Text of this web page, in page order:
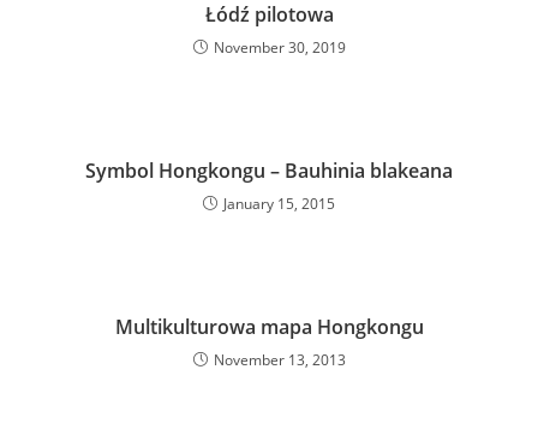
Łódź pilotowa
November 30, 2019
Symbol Hongkongu – Bauhinia blakeana
January 15, 2015
Multikulturowa mapa Hongkongu
November 13, 2013